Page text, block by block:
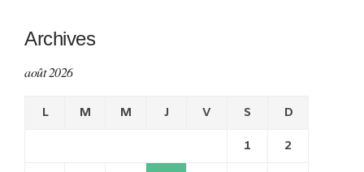
Archives
août 2026
L M M J V S D
1 2